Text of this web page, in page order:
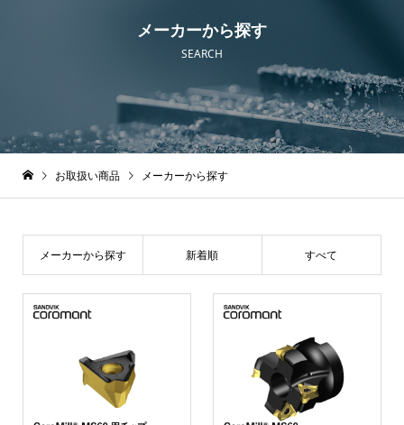
メーカーから探す
SEARCH
お取扱い商品 メーカーから探す
メーカーから探す 新着順 すべて